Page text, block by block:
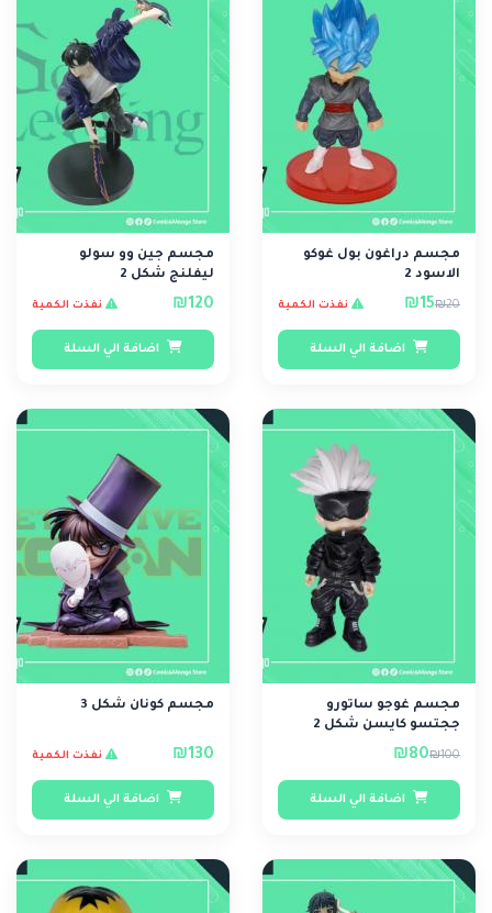
مجسم دراغون بول غوكو
الاسود 2
₪20
₪15 نفذت الكمية
اضافة الي السلة
مجسم جين وو سولو
ليفلنج شكل 2
₪120 نفذت الكمية
اضافة الي السلة
مجسم غوجو ساتورو
ججتسو كايسن شكل 2
₪100
₪80
اضافة الي السلة
مجسم كونان شكل 3
₪130 نفذت الكمية
اضافة الي السلة